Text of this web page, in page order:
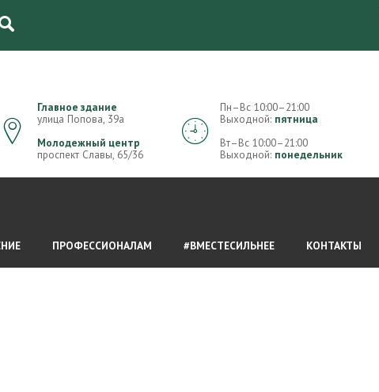
Главное здание
улица Попова, 39а
Молодежный центр
проспект Славы, 65/36
Пн–Вс 10:00–21:00
Выходной: пятница
Вт–Вс 10:00–21:00
Выходной: понедельник
ПРОФЕССИОНАЛАМ #ВМЕСТЕСИЛЬНЕЕ КОНТАКТЫ